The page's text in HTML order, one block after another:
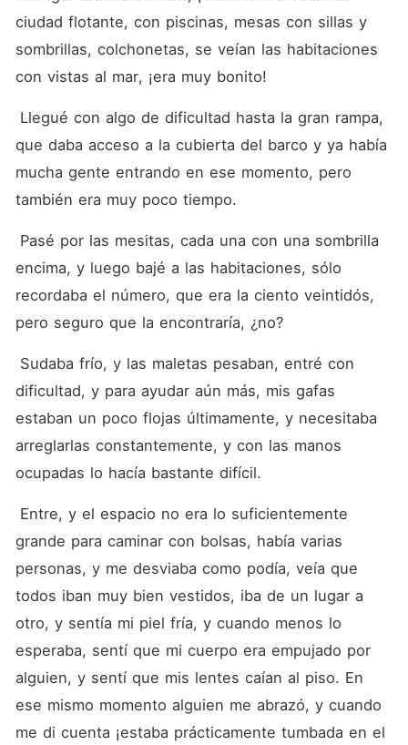
ciudad flotante, con piscinas, mesas con sillas y
sombrillas, colchonetas, se veían las habitaciones
con vistas al mar, ¡era muy bonito!
que daba acceso a la cubierta del barco y ya había
mucha gente entrando en ese momento, pero
también era muy poco tiempo.
encima, y luego bajé a las habitaciones, sólo
recordaba el número, que era la ciento veintidós,
pero seguro que la encontraría, ¿no?
dificultad, y para ayudar aún más, mis gafas
estaban un poco flojas últimamente, y necesitaba
arreglarlas constantemente, y con las manos
ocupadas lo hacía bastante difícil.
grande para caminar con bolsas, había varias
personas, y me desviaba como podía, veía que
todos iban muy bien vestidos, iba de un lugar a
otro, y sentía mi piel fría, y cuando menos lo
esperaba, sentí que mi cuerpo era empujado por
alguien, y sentí que mis lentes caían al piso. En
ese mismo momento alguien me abrazó, y cuando
me di cuenta ¡estaba prácticamente tumbada en el